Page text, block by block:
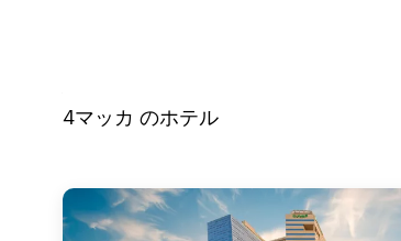
4マッカ のホテル